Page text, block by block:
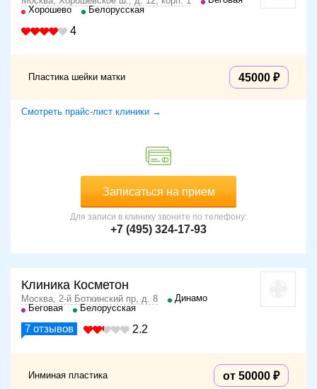
Хорошево
Белорусская
4
Пластика шейки матки 45000
Смотреть прайс-лист клиники →
Записаться на прием
Для записи в клинику звоните по телефону:
+7 (495) 324-17-93
Клиника Косметон
Москва, 2-й Боткинский пр, д. 8
Динамо
Беговая
Белорусская
7 отзывов 2.2
Инминая пластика от 50000